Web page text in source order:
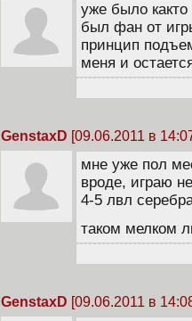
уже было
был фан от
принцип
меня и
GenstaxD [09.06.2011 в
мне уже пол
вроде, играю
4-5 лвл
таком мелком
GenstaxD [09.06.2011 в